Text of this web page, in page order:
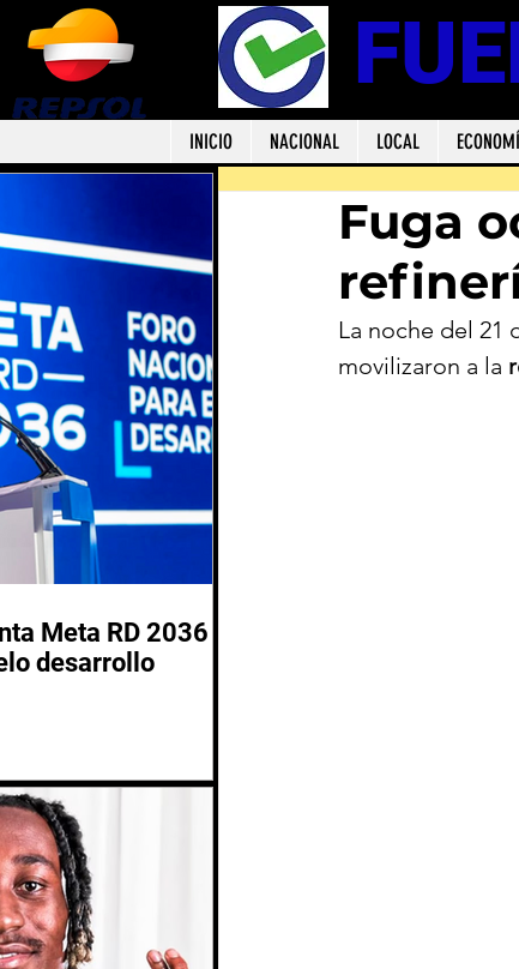
INICIO NACIONAL LOCAL
Fuga
La noche del 21
movilizaron a la
Meta RD 2036
desarrollo